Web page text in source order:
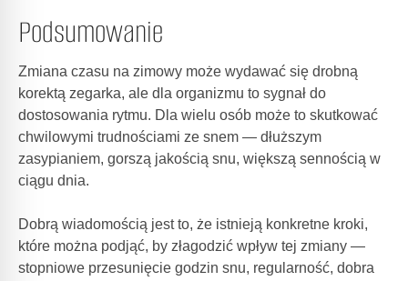
Podsumowanie
Zmiana czasu na zimowy może wydawać się drobną
korektą zegarka, ale dla organizmu to sygnał do
dostosowania rytmu. Dla wielu osób może to skutkować
chwilowymi trudnościami ze snem — dłuższym
zasypianiem, gorszą jakością snu, większą sennością w
ciągu dnia.
Dobrą wiadomością jest to, że istnieją konkretne kroki,
które można podjąć, by złagodzić wpływ tej zmiany —
stopniowe przesunięcie godzin snu, regularność, dobra